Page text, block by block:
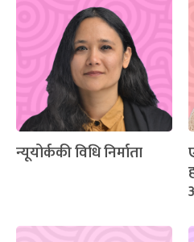
न्यूयोर्ककी विधि निर्माता